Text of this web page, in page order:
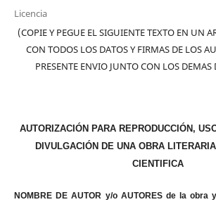
Licencia
(COPIE Y PEGUE EL SIGUIENTE TEXTO EN UN
CON TODOS LOS DATOS Y FIRMAS DE LOS
PRESENTE ENVIO JUNTO CON LOS
AUTORIZACIÓN PARA REPRODUCCIÓN,
DIVULGACIÓN DE UNA OBRA
CIENTIFICA
NOMBRE DE AUTOR y/o AUTORES de la obra